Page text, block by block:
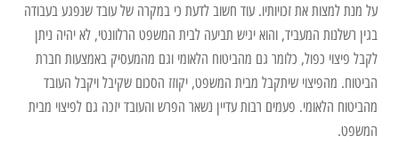
על מנת למצות את זכויותיו. עוד חשוב לדעת כי במקרה של עובד שנפגע בעבודה
בגין רשלנות המעביד, והוא יגיש תביעה לבית המשפט הרלוונטי, לא יהיה ניתן
לקבל פיצוי כפול, כלומר גם מהביטוח הלאומי וגם מהמעסיק באמצעות חברת
הביטוח. מהפיצוי שיתקבל מבית המשפט, יקוזז הסכום שקיבל ויקבל העובד
מהביטוח הלאומי. פעמים רבות עדיין נשאר הפרש והעובד יזכה גם לפיצוי מבית
המשפט.